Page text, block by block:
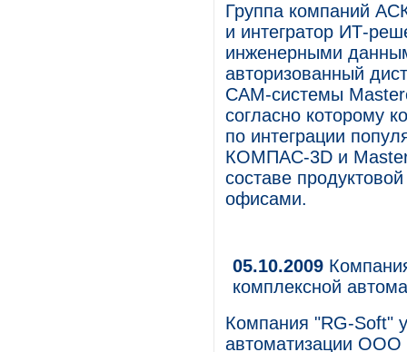
Группа компаний
и интегратор ИТ-
инженерными
авторизованный
САМ-системы
согласно которому
по интеграции
КОМПАС-3D и
составе
офисами.
05.10.2009
комплексной
Компания "RG-Soft"
автоматизации ООО